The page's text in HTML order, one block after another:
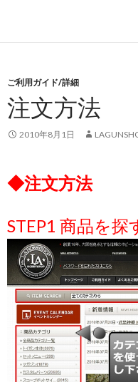
ご利用ガイド/詳細
注文方法
2010年8月1日
◆注文方法
STEP1 商品を探